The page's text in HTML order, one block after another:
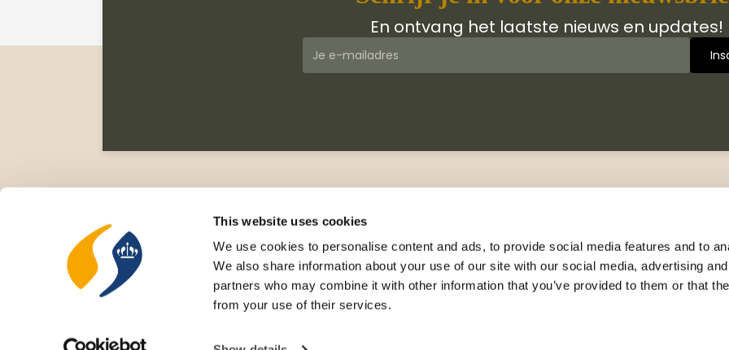
This website uses cookies
We use cookies to personalise content and ads, to provide social media features and to
We also share information about your use of our site with our social media, advertising
partners who may combine it with other information that you’ve provided to them or that
from your use of their services.
En ontvang het laatste nieuws en updates!
Veelgestelde vragen
Leveringsvoorwaarden
Privacy Statement
Retourneren
Wie zijn wij
Geschiedenis
Catalogus
Nieuwsbrieven
Recensie exemplaar
Neem contact met ons op
Adresgegevens
Celsiusweg 41, 8912 AM